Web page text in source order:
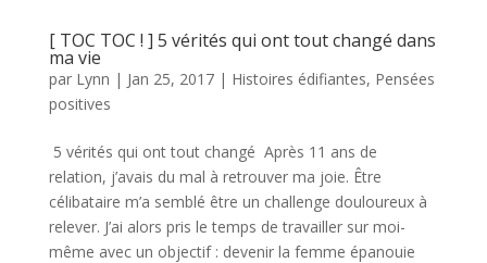
[ TOC TOC ! ] 5 vérités qui ont tout changé dans
ma vie
par Lynn | Jan 25, 2017| Histoires édifiantes, Pensées
positives
5 vérités qui ont tout changé Après 11 ans de
relation, j’avais du mal à retrouver ma joie. Être
célibataire m’a semblé être un challenge douloureux à
relever. J’ai alors pris le temps de travailler sur moi-
même avec un objectif : devenir la femme épanouie